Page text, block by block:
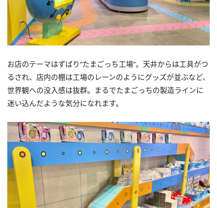
お店のテーマはずばり“たまごっち工場”。天井からは工具がつ
るされ、店内の棚は工場のレーンのようにグッズが並ぶなど、
世界観への没入感は抜群。まるでたまごっちの製造ラインに
迷い込んだような気分になれます。